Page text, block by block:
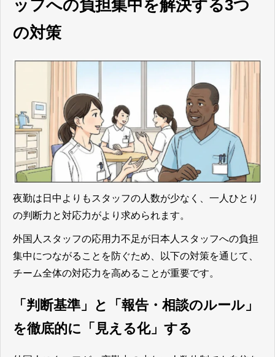
ッフへの負担集中を解決する3つ
の対策
夜勤は日中よりもスタッフの人数が少なく、一人ひとり
の判断力と対応力がより求められます。
外国人スタッフの応用力不足が日本人スタッフへの負担
集中につながることを防ぐため、以下の対策を通じて、
チーム全体の対応力を高めることが重要です。
「判断基準」と「報告・相談のルール」
を徹底的に「見える化」する